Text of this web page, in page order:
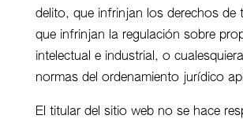
delito, que infrinjan los derechos de
que infrinjan la regulación sobre
intelectual e industrial, o
normas del ordenamiento jurídico
El titular del sitio web no se hace